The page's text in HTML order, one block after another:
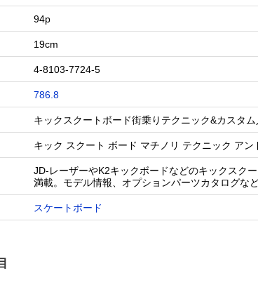
94p
19cm
4-8103-7724-5
786.8
キックスクートボード街乗りテクニック&カ
キック スクート ボード マチノリ テクニック アン
JD-レーザーやK2キックボードなどのキックスク
満載。モデル情報、オプションパーツカタログなど
スケートボード